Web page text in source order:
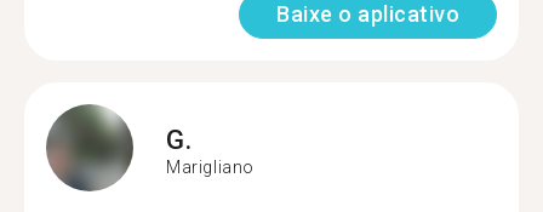
Baixe o aplicativo
G.
Marigliano